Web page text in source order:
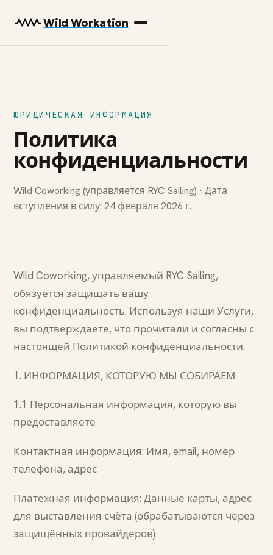
Wild Workation
ЮРИДИЧЕСКАЯ ИНФОРМАЦИЯ
Политика
конфиденциальности
Wild Coworking (управляется RYC Sailing) · Дата
вступления в силу: 24 февраля 2026 г.
Wild Coworking, управляемый RYC Sailing,
обязуется защищать вашу
конфиденциальность. Используя наши Услуги,
вы подтверждаете, что прочитали и согласны с
настоящей Политикой конфиденциальности.
1. ИНФОРМАЦИЯ, КОТОРУЮ МЫ СОБИРАЕМ
1.1 Персональная информация, которую вы
предоставляете
Контактная информация: Имя, email, номер
телефона, адрес
Платёжная информация: Данные карты, адрес
для выставления счёта (обрабатываются через
защищённых провайдеров)